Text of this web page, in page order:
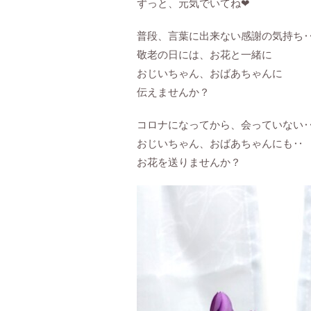
ずっと、元気でいてね❤
普段、言葉に出来ない感謝の気持ち
敬老の日には、お花と一緒に
おじいちゃん、おばあちゃんに
伝えませんか？
コロナになってから、会っていない
おじいちゃん、おばあちゃんにも‥
お花を送りませんか？